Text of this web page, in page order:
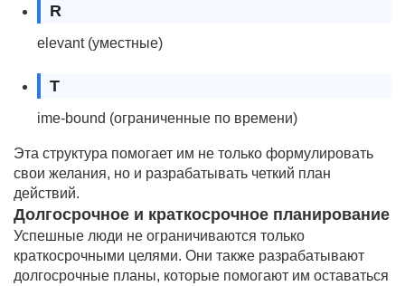
R
elevant (уместные)
T
ime-bound (ограниченные по времени)
Эта структура помогает им не только формулировать
свои желания, но и разрабатывать четкий план
действий.
Долгосрочное и краткосрочное планирование
Успешные люди не ограничиваются только
краткосрочными целями. Они также разрабатывают
долгосрочные планы, которые помогают им оставаться